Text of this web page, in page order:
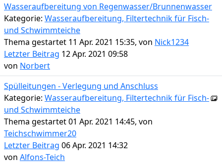
Wasseraufbereitung von Regenwasser/Brunnenwasser
Kategorie: Wasseraufbereitung, Filtertechnik für Fisch-
und Schwimmteiche
Thema gestartet 11 Apr. 2021 15:35, von Nick1234
Letzter Beitrag 12 Apr. 2021 09:58
von Norbert
Spülleitungen - Verlegung und Anschluss
Kategorie: Wasseraufbereitung, Filtertechnik für Fisch-
und Schwimmteiche
Thema gestartet 01 Apr. 2021 14:45, von
Teichschwimmer20
Letzter Beitrag 06 Apr. 2021 14:32
von Alfons-Teich